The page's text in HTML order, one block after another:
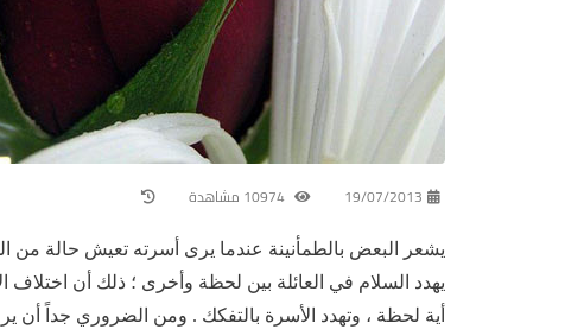
19/07/2013
يشعر البعض بالطمأنينة عندما يرى أسرته تعيش حالة من
يهدد السلام في العائلة بين لحظة وأخرى ؛ ذلك أن اختلاف
أية لحظة ، وتهدد الأسرة بالتفكك . ومن الضروري جداً أن